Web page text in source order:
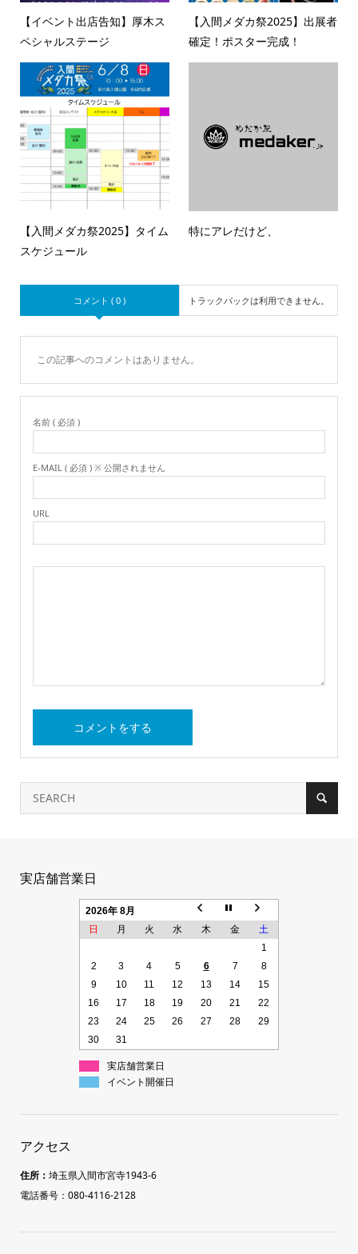
【イベント出店告知】厚木ス
ペシャルステージ
【入間メダカ祭2025】出展者
確定！ポスター完成！
【入間メダカ祭2025】タイム
スケジュール
特にアレだけど、
コメント ( 0 ) トラックバックは利用できません。
この記事へのコメントはありません。
名前 ( 必須 )
E-MAIL ( 必須 ) ※ 公開されません
URL
実店舗営業日
2026年 8月
日
月 火 水 木 金
土
1
2
3 4 5 6 7
8
9
10 11 12 13 14
15
16
17 18 19 20 21
22
23
24 25 26 27 28
29
30
31
実店舗営業日
イベント開催日
アクセス
住所： 埼玉県入間市宮寺1943-6
電話番号：080-4116-2128